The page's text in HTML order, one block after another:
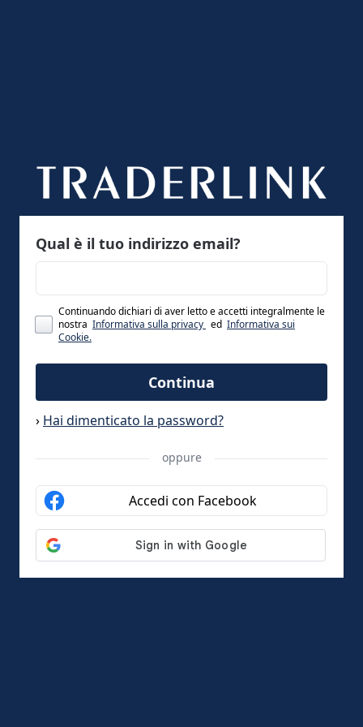
Qual è il tuo indirizzo email?
Continuando dichiari di aver letto e accetti integralmente le
nostra Informativa sulla privacy ed Informativa sui
Cookie.
Continua
› Hai dimenticato la password?
oppure
Accedi con Facebook